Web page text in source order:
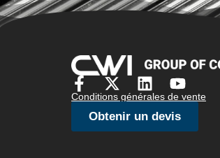
Conditions générales de vente
Obtenir un devis